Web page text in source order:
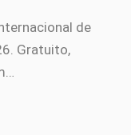
de
Gratuito,